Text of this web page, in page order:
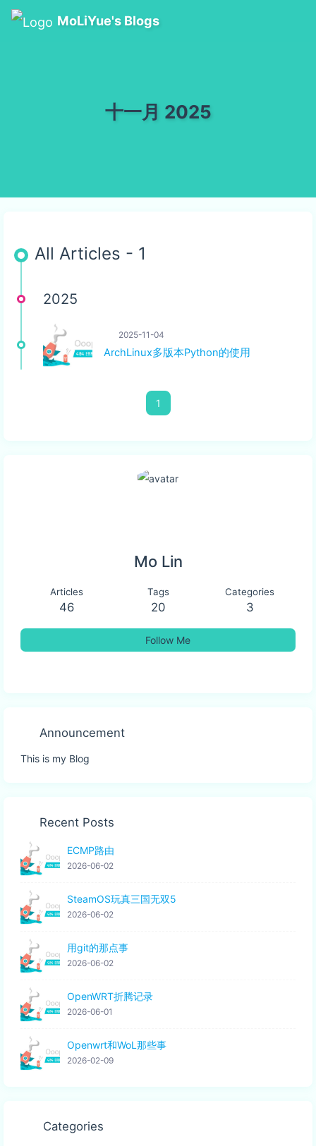
MoLiYue's Blogs
十一月 2025
All Articles - 1
2025
2025-11-04
ArchLinux多版本Python的使用
1
Mo Lin
Articles
46
Tags
20
Categories
3
Follow Me
Announcement
This is my Blog
Recent Posts
ECMP路由
2026-06-02
SteamOS玩真三国无双5
2026-06-02
用git的那点事
2026-06-02
OpenWRT折腾记录
2026-06-01
Openwrt和WoL那些事
2026-02-09
Categories